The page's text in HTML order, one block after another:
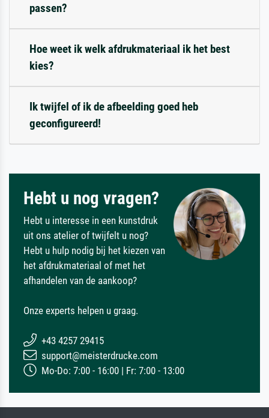
passen?
Hoe weet ik welk afdrukmateriaal ik het best
kies?
Ik twijfel of ik de afbeelding goed heb
geconfigureerd!
Hebt u nog vragen?
Hebt u interesse in een kunstdruk
uit ons atelier of twijfelt u nog?
Hebt u hulp nodig bij het kiezen van
het afdrukmateriaal of met het
afhandelen van de aankoop?
Onze experts helpen u graag.
+43 4257 29415
support@meisterdrucke.com
Mo-Do: 7:00 - 16:00 | Fr: 7:00 - 13:00